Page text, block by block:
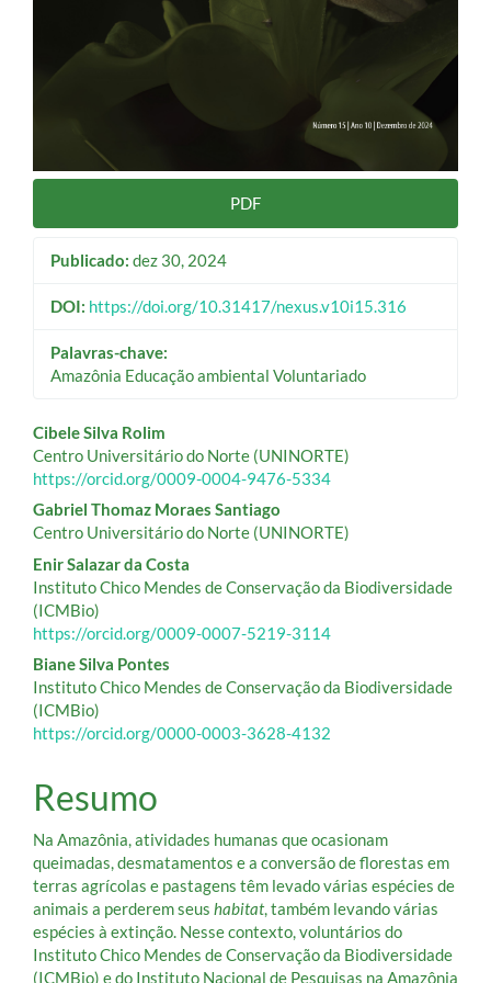
PDF
Publicado: dez 30, 2024
DOI: https://doi.org/10.31417/nexus.v10i15.316
Palavras-chave:
Amazônia Educação ambiental Voluntariado
Conteúdo
do
artigo
principal
Cibele Silva Rolim
Centro Universitário do Norte (UNINORTE)
https://orcid.org/0009-0004-9476-5334
Gabriel Thomaz Moraes Santiago
Centro Universitário do Norte (UNINORTE)
Enir Salazar da Costa
Instituto Chico Mendes de Conservação da Biodiversidade
(ICMBio)
https://orcid.org/0009-0007-5219-3114
Biane Silva Pontes
Instituto Chico Mendes de Conservação da Biodiversidade
(ICMBio)
https://orcid.org/0000-0003-3628-4132
Resumo
Na Amazônia, atividades humanas que ocasionam
queimadas, desmatamentos e a conversão de florestas em
terras agrícolas e pastagens têm levado várias espécies de
animais a perderem seus habitat, também levando várias
espécies à extinção. Nesse contexto, voluntários do
Instituto Chico Mendes de Conservação da Biodiversidade
(ICMBio) e do Instituto Nacional de Pesquisas na Amazônia